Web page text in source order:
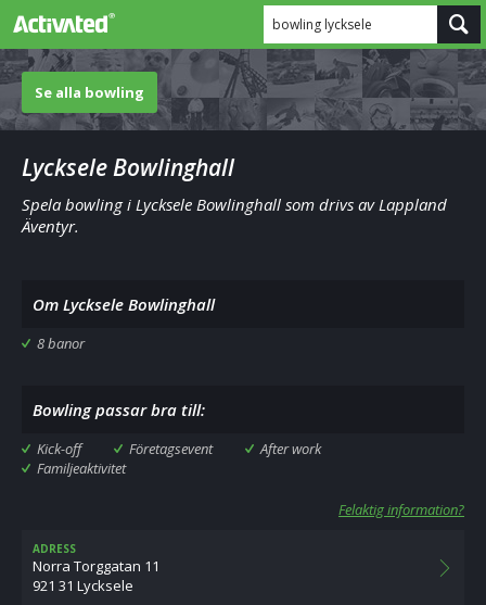
bowling lycksele
Se alla bowling
Lycksele Bowlinghall
Spela bowling i Lycksele Bowlinghall som drivs av Lappland
Äventyr.
Om Lycksele Bowlinghall
8 banor
Bowling passar bra till:
Kick-off Företagsevent
After work
Familjeaktivitet
Felaktig information?
ADRESS
Norra Torggatan 11
921 31 Lycksele